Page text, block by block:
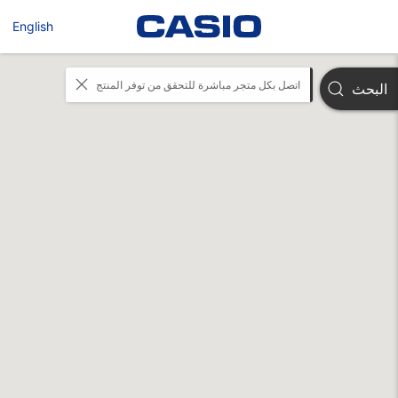
English
اتصل بكل متجر مباشرة للتحقق من توفر المنتج البحث